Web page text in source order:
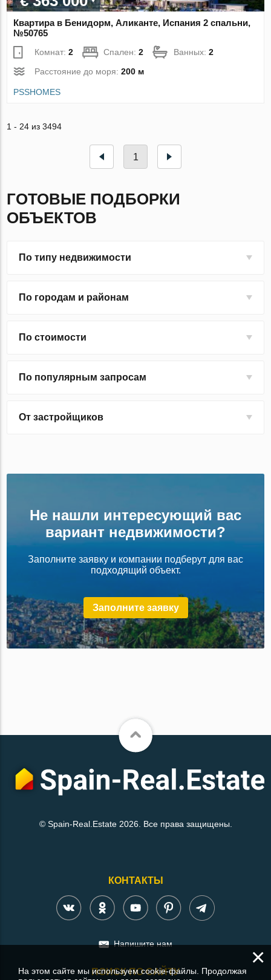
Квартира в Бенидорм, Аликанте, Испания 2 спальни,
№50765
Комнат:2 Спален:2 Ванных:2
Расстояние до моря:200 м
PSSHOMES
1 - 24 из 3494
1
ГОТОВЫЕ ПОДБОРКИ
ОБЪЕКТОВ
По типу недвижимости
По городам и районам
По стоимости
По популярным запросам
От застройщиков
Не нашли интересующий вас
вариант недвижимости?
Заполните заявку и компании подберут для вас
подходящий объект.
Заполните заявку
© Spain-Real.Estate 2026. Все права защищены.
КОНТАКТЫ
Напишите нам
ПОИСК ПО САЙТУ
×
На этом сайте мы используем cookie-файлы. Продолжая